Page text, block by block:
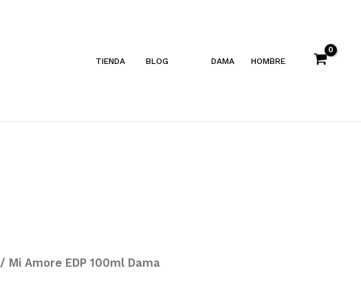
TIENDA BLOG DAMA HOMBRE
/ Mi Amore EDP 100ml Dama